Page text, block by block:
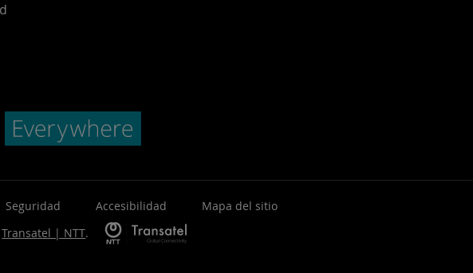
Seguridad Accesibilidad
Mapa del sitio
Transatel | NTT.